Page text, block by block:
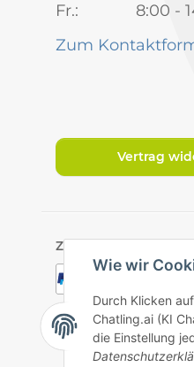
Wie wir
Durch Klicken
Chatling.ai (KI
die Einstellung
Fr.: 8:00 -
Zum
Vertrag
Zahlungsarten